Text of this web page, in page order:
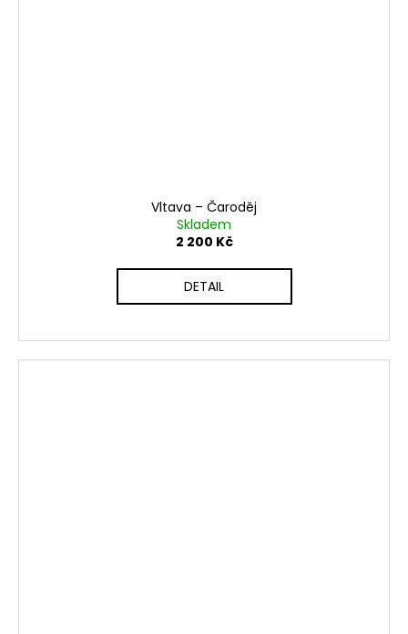
Vltava ‎– Čaroděj
Skladem
2 200 Kč
DETAIL